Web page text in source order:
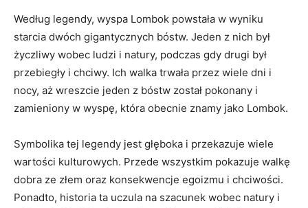
Według legendy, wyspa⁢ Lombok powstała w wyniku
‌starcia dwóch ​gigantycznych bóstw. Jeden z⁣ nich był
życzliwy​ wobec ludzi i natury, podczas gdy drugi był
przebiegły i ‌chciwy. Ich walka​ trwała⁤ przez wiele​ dni i‍
nocy, aż wreszcie jeden z bóstw ⁤został pokonany i
zamieniony w wyspę, która obecnie znamy jako Lombok.
Symbolika tej legendy jest głęboka ⁤i‌ przekazuje wiele
wartości kulturowych. ​Przede wszystkim pokazuje walkę
dobra ze złem oraz konsekwencje egoizmu‌ i chciwości.
Ponadto, historia ta ‍uczula na szacunek wobec natury i⁢